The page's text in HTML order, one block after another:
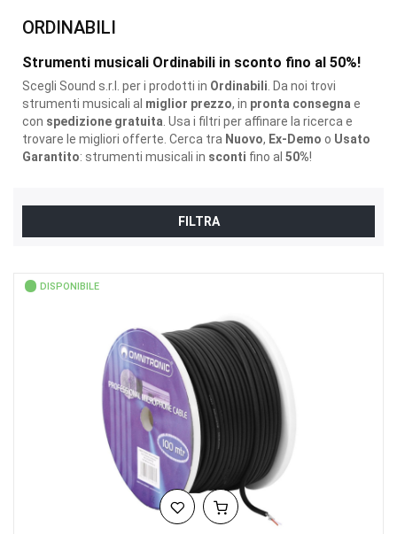
ORDINABILI
Strumenti musicali Ordinabili in sconto fino al 50%!
Scegli Sound s.r.l. per i prodotti in Ordinabili . Da noi trovi
strumenti musicali al miglior prezzo, in pronta consegna e
con spedizione gratuita . Usa i filtri per affinare la ricerca e
trovare le migliori offerte. Cerca tra Nuovo, Ex-Demo o Usato
Garantito: strumenti musicali in sconti fino al 50%!
FILTRA
DISPONIBILE